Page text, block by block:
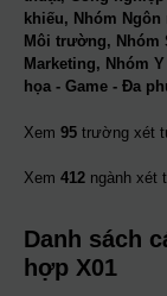
khiếu, Nhóm
Môi trường, Nhóm
Marketing, Nhóm
họa - Game - Đa
Xem 95 trường xét
Xem 412 ngành xét
Danh sách
hợp X01